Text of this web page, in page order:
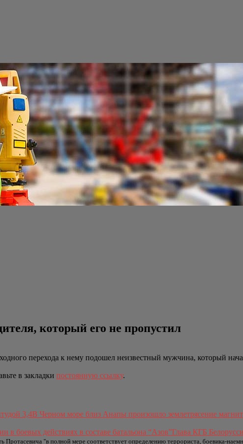
который его не пропустил
перехода к нему подошел неизвестный мужчина, который
в закладки постоянную ссылку.
В Черном море близ Анапы произошло землетрясение
Глава КГБ
Протасевича "в полной мере соответствует определению террориста, боевика-